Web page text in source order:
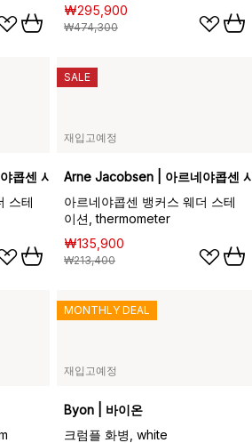
₩295,900
₩474,300
콥센 시계
스테
재입고예정
Arne Jacobsen | 아르네야콥센
아르네야콥센 뱅커스 웨더 스테
이션, thermometer
₩135,900
₩213,400
SALE
재입고예정
Byon | 바이온
크럼플 화병, white
MONTHLY DEAL